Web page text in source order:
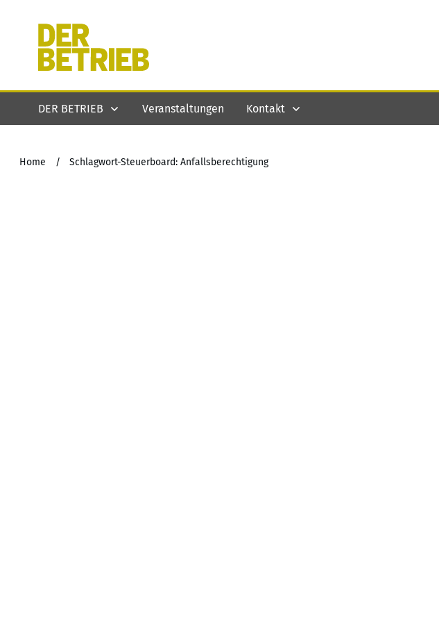
DER BETRIEB Veranstaltungen Kontakt
Home / Schlagwort-Steuerboard: Anfallsberechtigung